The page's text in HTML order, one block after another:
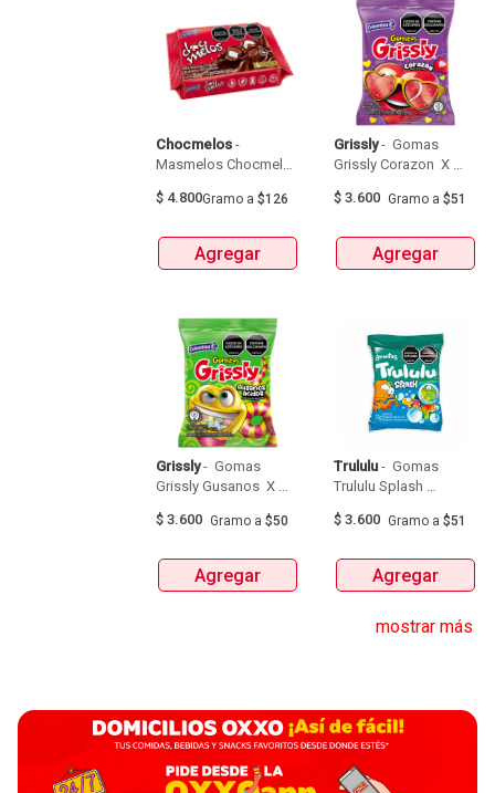
Chocmelos -
Masmelos Chocmelos
$ 4.800Gramoa $126
Agregar
Grissly - Gomas
Grissly Corazon  X
$3.600 Gramo a$51
Agregar
Grissly - Gomas
Grissly Gusanos  X
$ 3.600 Gramoa $50
Agregar
Trululu - Gomas
Trululu Splash
$3.600 Gramo a$51
Agregar
mostrar más